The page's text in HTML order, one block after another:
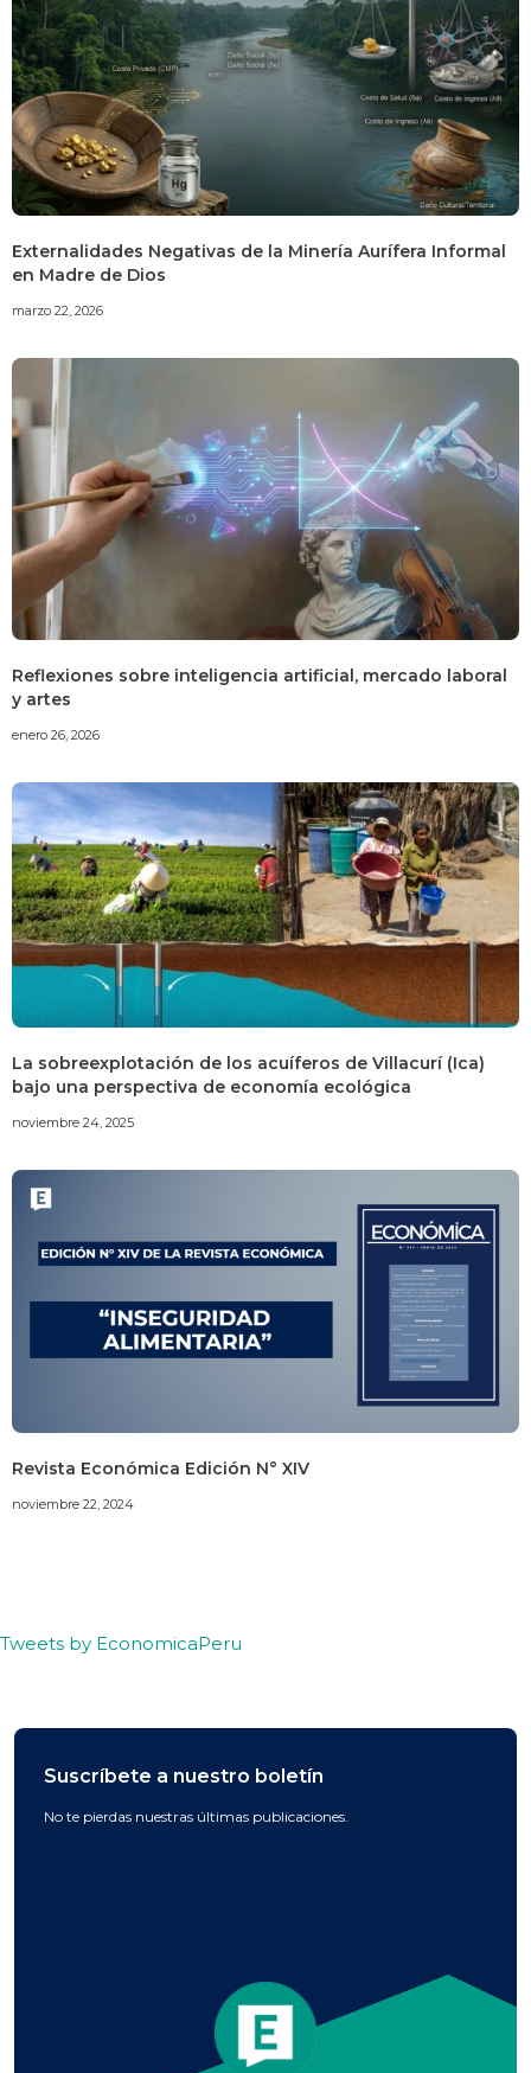
Externalidades Negativas de la Minería Aurífera Informal
en Madre de Dios
marzo 22, 2026
Reflexiones sobre inteligencia artificial, mercado laboral
y artes
enero 26, 2026
La sobreexplotación de los acuíferos de Villacurí (Ica)
bajo una perspectiva de economía ecológica
noviembre 24, 2025
Revista Económica Edición N° XIV
noviembre 22, 2024
Tweets by EconomicaPeru
Suscríbete a nuestro boletín
No te pierdas nuestras últimas publicaciones.